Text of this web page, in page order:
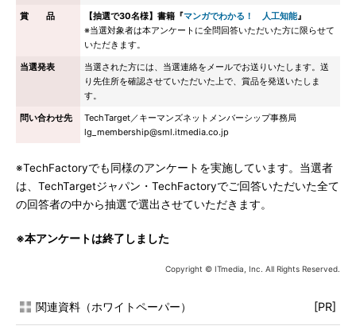
賞 品
【抽選で30名様】書籍『マンガでわかる！ 人工知能』
※当選対象者は本アンケートに全問回答いただいた方に限らせて
いただきます。
当選発表
当選された方には、当選連絡をメールでお送りいたします。送
り先住所を確認させていただいた上で、賞品を発送いたしま
す。
問い合わせ先
TechTarget／キーマンズネットメンバーシップ事務局
lg_membership@sml.itmedia.co.jp
※TechFactoryでも同様のアンケートを実施しています。当選者
は、TechTargetジャパン・TechFactoryでご回答いただいた全て
の回答者の中から抽選で選出させていただきます。
※本アンケートは終了しました
Copyright © ITmedia, Inc. All Rights Reserved.
関連資料（ホワイトペーパー） [PR]